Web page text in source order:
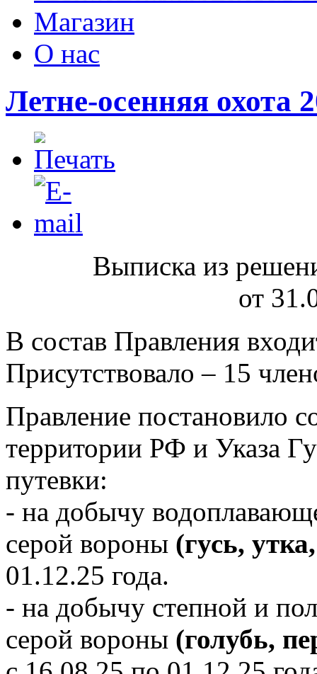
Магазин
О нас
Летне-осенняя охота
Выписка из
от
В состав Правления
Присутствовало – 15
Правление постановило
территории РФ и Указа
путевки:
- на добычу
серой вороны (гусь,
01.12.25 года.
- на добычу степной и
серой вороны (голубь,